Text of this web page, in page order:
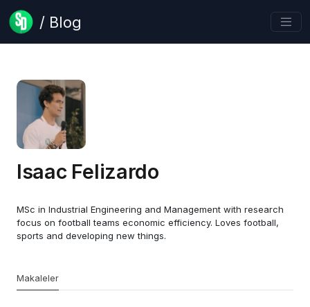
/ Blog
Isaac Felizardo
MSc in Industrial Engineering and Management with research
focus on football teams economic efficiency. Loves football,
sports and developing new things.
Makaleler